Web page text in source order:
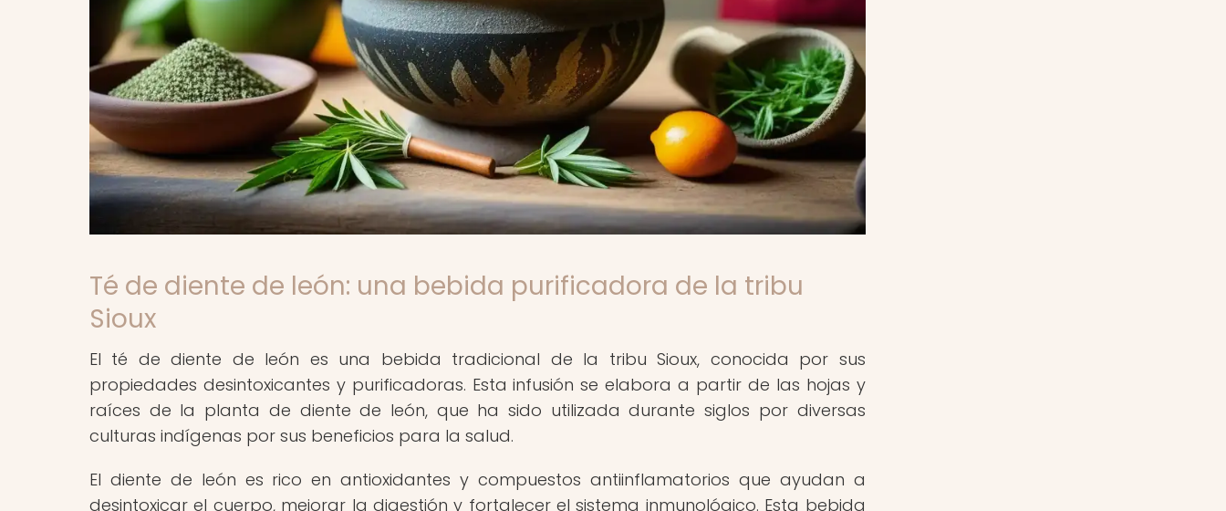
Té de diente de león: una bebida purificadora de la tribu
Sioux
El té de diente de león es una bebida tradicional de la tribu Sioux, conocida por sus
propiedades desintoxicantes y purificadoras. Esta infusión se elabora a partir de las hojas y
raíces de la planta de diente de león, que ha sido utilizada durante siglos por diversas
culturas indígenas por sus beneficios para la salud.
El diente de león es rico en antioxidantes y compuestos antiinflamatorios que ayudan a
desintoxicar el cuerpo, mejorar la digestión y fortalecer el sistema inmunológico. Esta bebida